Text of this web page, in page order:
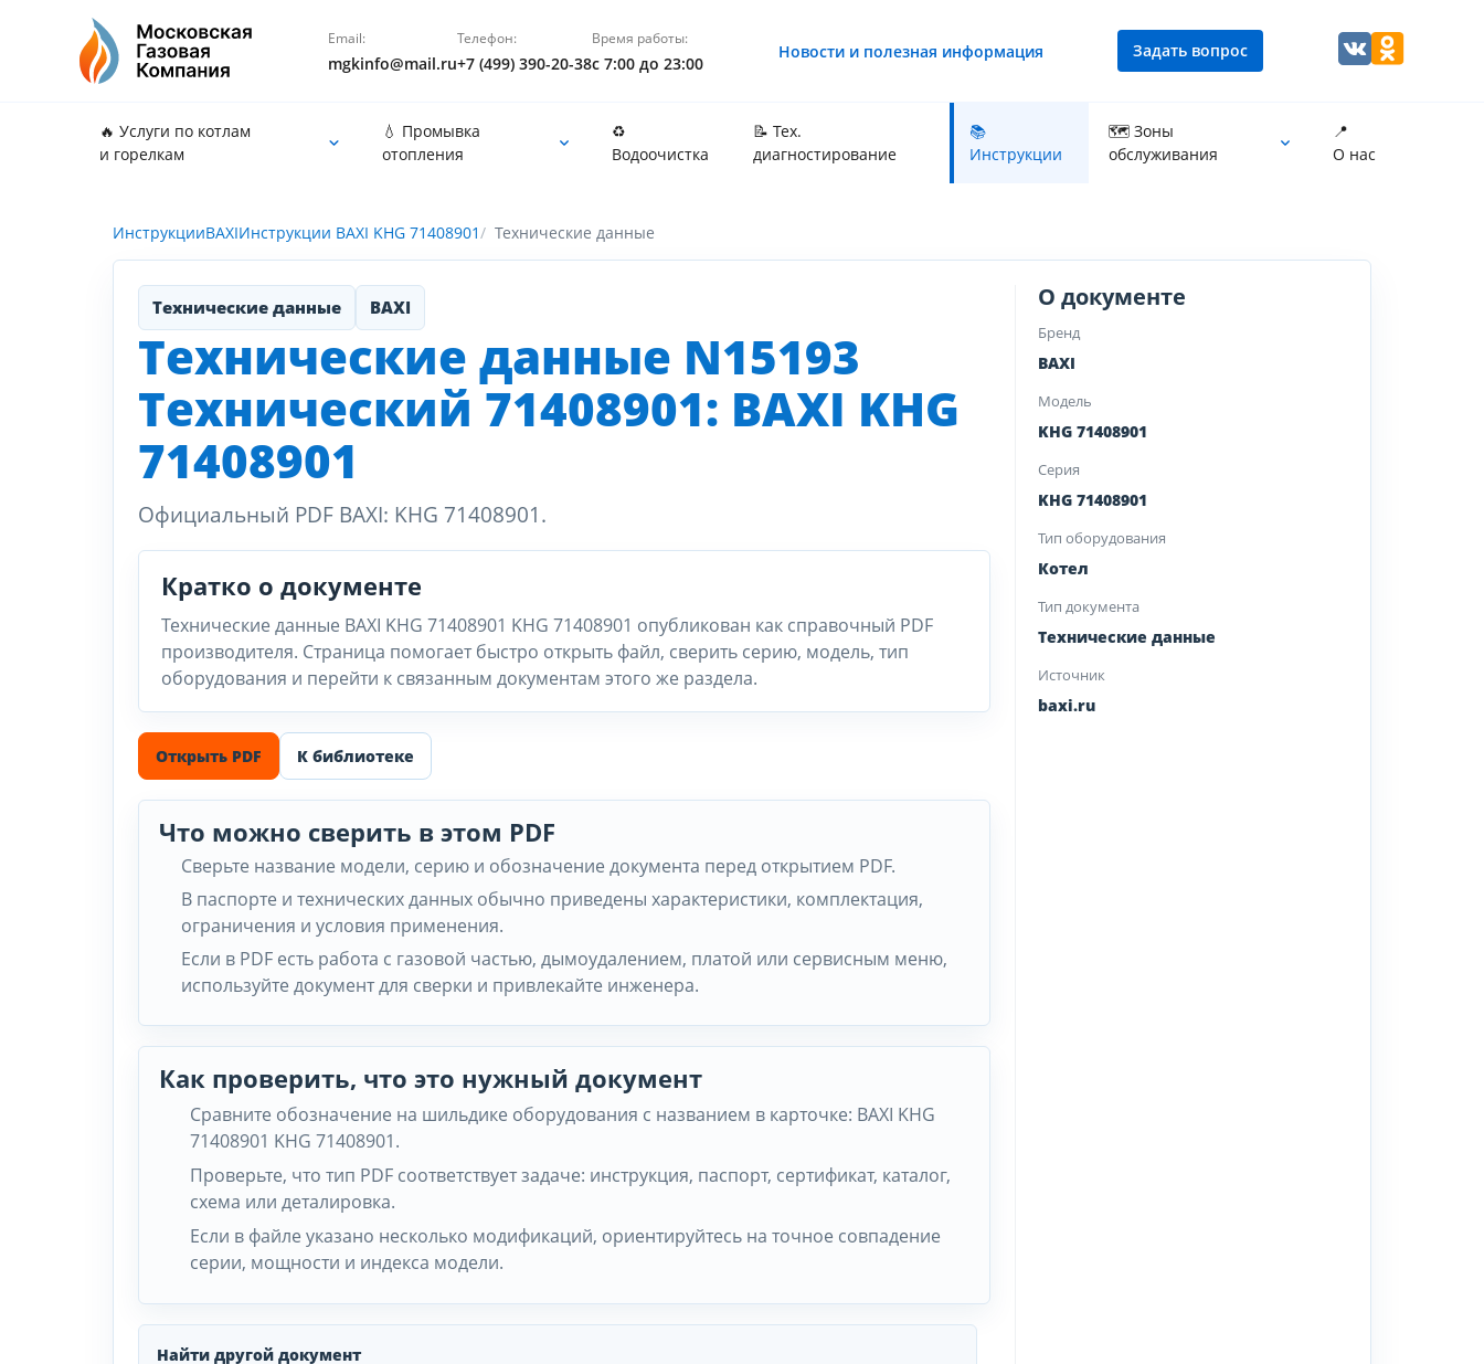
Email:
mgkinfo@mail.ru
Телефон:
+7 (499) 390-20-38
Время работы:
с 7:00 до 23:00
Новости и полезная информация Задать вопрос
🔥 Услуги по котлам
и горелкам
💧 Промывка
отопления
♻️
Водоочистка
📝 Тех.
диагностирование
📚
Инструкции
🗺 Зоны
обслуживания
📍
О нас
ИнструкцииBAXIИнструкции BAXI KHG 71408901 Технические данные
Технические данные BAXI
Технические данные N15193
Технический 71408901: BAXI KHG
71408901
Официальный PDF BAXI: KHG 71408901.
Кратко о документе
Технические данные BAXI KHG 71408901 KHG 71408901 опубликован как справочный PDF
производителя. Страница помогает быстро открыть файл, сверить серию, модель, тип
оборудования и перейти к связанным документам этого же раздела.
Открыть PDF К библиотеке
Что можно сверить в этом PDF
Сверьте название модели, серию и обозначение документа перед открытием PDF.
В паспорте и технических данных обычно приведены характеристики, комплектация,
ограничения и условия применения.
Если в PDF есть работа с газовой частью, дымоудалением, платой или сервисным меню,
используйте документ для сверки и привлекайте инженера.
Как проверить, что это нужный документ
Сравните обозначение на шильдике оборудования с названием в карточке: BAXI KHG
71408901 KHG 71408901.
Проверьте, что тип PDF соответствует задаче: инструкция, паспорт, сертификат, каталог,
схема или деталировка.
Если в файле указано несколько модификаций, ориентируйтесь на точное совпадение
серии, мощности и индекса модели.
Найти другой документ
О документе
Бренд
BAXI
Модель
KHG 71408901
Серия
KHG 71408901
Тип оборудования
Котел
Тип документа
Технические данные
Источник
baxi.ru